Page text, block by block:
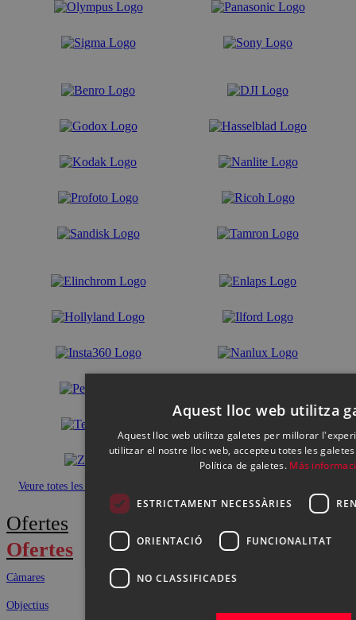
Veure totes les marques
Ofertes
Ofertes
Càmares
Objectius
Aquest lloc web utilitza
Aquest lloc web utilitza galetes per millorar
utilitzar el nostre lloc web, accepteu totes les
Política de galetes. Más
ESTRICTAMENT NECESSÀRIES
ORIENTACIÓ FUNCIONALITAT
NO CLASSIFICADES